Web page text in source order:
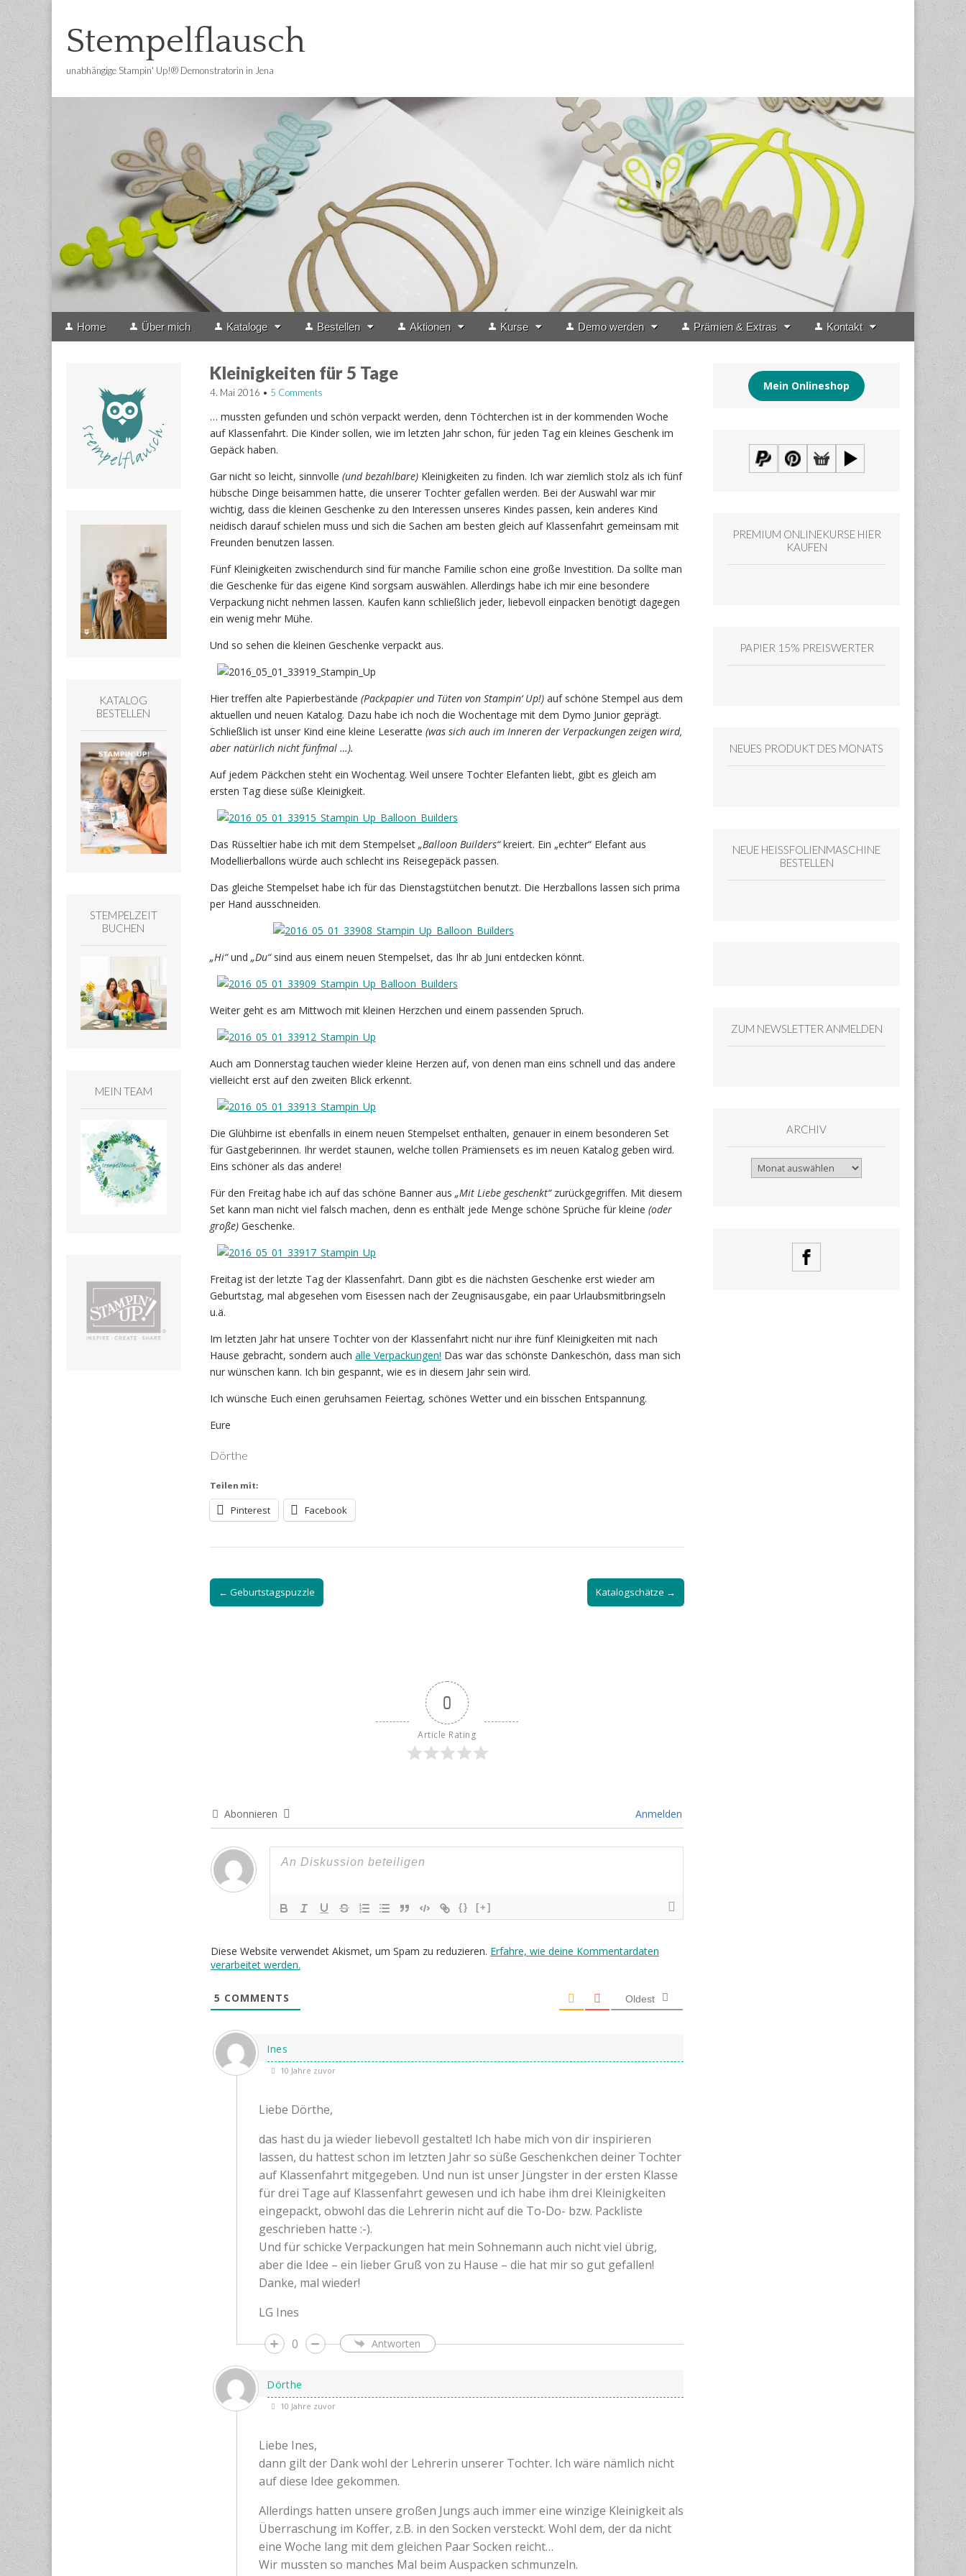
Stempelflausch
unabhängige Stampin' Up!® Demonstratorin in Jena
Main
Skip
Home Über mich Kataloge Bestellen Aktionen Kurse Demo werden Prämien & Extras Kontakt
Kleinigkeiten für 5 Tage
4. Mai 2016 • 5 Comments
… mussten gefunden und schön verpackt werden, denn Töchterchen ist in der kommenden Woche
auf Klassenfahrt. Die Kinder sollen, wie im letzten Jahr schon, für jeden Tag ein kleines Geschenk im
Gepäck haben.
Gar nicht so leicht, sinnvolle (und bezahlbare)Kleinigkeiten zu finden. Ich war ziemlich stolz als ich fünf
hübsche Dinge beisammen hatte, die unserer Tochter gefallen werden. Bei der Auswahl war mir
wichtig, dass die kleinen Geschenke zu den Interessen unseres Kindes passen, kein anderes Kind
neidisch darauf schielen muss und sich die Sachen am besten gleich auf Klassenfahrt gemeinsam mit
Freunden benutzen lassen.
Fünf Kleinigkeiten zwischendurch sind für manche Familie schon eine große Investition. Da sollte man
die Geschenke für das eigene Kind sorgsam auswählen. Allerdings habe ich mir eine besondere
Verpackung nicht nehmen lassen. Kaufen kann schließlich jeder, liebevoll einpacken benötigt dagegen
ein wenig mehr Mühe.
Und so sehen die kleinen Geschenke verpackt aus.
Hier treffen alte Papierbestände (Packpapier und Tüten von Stampin‘ Up!)auf schöne Stempel aus dem
aktuellen und neuen Katalog. Dazu habe ich noch die Wochentage mit dem Dymo Junior geprägt.
Schließlich ist unser Kind eine kleine Leseratte (was sich auch im Inneren der Verpackungen zeigen wird,
aber natürlich nicht fünfmal …).
Auf jedem Päckchen steht ein Wochentag. Weil unsere Tochter Elefanten liebt, gibt es gleich am
ersten Tag diese süße Kleinigkeit.
Das Rüsseltier habe ich mit dem Stempelset „Balloon Builders“kreiert. Ein „echter“ Elefant aus
Modellierballons würde auch schlecht ins Reisegepäck passen.
Das gleiche Stempelset habe ich für das Dienstagstütchen benutzt. Die Herzballons lassen sich prima
per Hand ausschneiden.
„Hi“und „Du“sind aus einem neuen Stempelset, das Ihr ab Juni entdecken könnt.
Weiter geht es am Mittwoch mit kleinen Herzchen und einem passenden Spruch.
Auch am Donnerstag tauchen wieder kleine Herzen auf, von denen man eins schnell und das andere
vielleicht erst auf den zweiten Blick erkennt.
Die Glühbirne ist ebenfalls in einem neuen Stempelset enthalten, genauer in einem besonderen Set
für Gastgeberinnen. Ihr werdet staunen, welche tollen Prämiensets es im neuen Katalog geben wird.
Eins schöner als das andere!
Für den Freitag habe ich auf das schöne Banner aus „Mit Liebe geschenkt“zurückgegriffen. Mit diesem
Set kann man nicht viel falsch machen, denn es enthält jede Menge schöne Sprüche für kleine (oder
große)Geschenke.
Freitag ist der letzte Tag der Klassenfahrt. Dann gibt es die nächsten Geschenke erst wieder am
Geburtstag, mal abgesehen vom Eisessen nach der Zeugnisausgabe, ein paar Urlaubsmitbringseln
u.ä.
Im letzten Jahr hat unsere Tochter von der Klassenfahrt nicht nur ihre fünf Kleinigkeiten mit nach
Hause gebracht, sondern auch alle Verpackungen! Das war das schönste Dankeschön, dass man sich
nur wünschen kann. Ich bin gespannt, wie es in diesem Jahr sein wird.
Ich wünsche Euch einen geruhsamen Feiertag, schönes Wetter und ein bisschen Entspannung.
Eure
Dörthe
Teilen mit:
Pinterest Facebook
Post
navigation
← Geburtstagspuzzle Katalogschätze →
0
Article Rating
Abonnieren Anmelden
{} [+]
Diese Website verwendet Akismet, um Spam zu reduzieren. Erfahre, wie deine Kommentardaten
verarbeitet werden.
5 COMMENTS Oldest
Ines
10 Jahre zuvor
Liebe Dörthe,
das hast du ja wieder liebevoll gestaltet! Ich habe mich von dir inspirieren
lassen, du hattest schon im letzten Jahr so süße Geschenkchen deiner Tochter
auf Klassenfahrt mitgegeben. Und nun ist unser Jüngster in der ersten Klasse
für drei Tage auf Klassenfahrt gewesen und ich habe ihm drei Kleinigkeiten
eingepackt, obwohl das die Lehrerin nicht auf die To-Do- bzw. Packliste
geschrieben hatte :-).
Und für schicke Verpackungen hat mein Sohnemann auch nicht viel übrig,
aber die Idee – ein lieber Gruß von zu Hause – die hat mir so gut gefallen!
Danke, mal wieder!
LG Ines
0
Antworten
Dörthe
10 Jahre zuvor
Liebe Ines,
dann gilt der Dank wohl der Lehrerin unserer Tochter. Ich wäre nämlich nicht
auf diese Idee gekommen.
Allerdings hatten unsere großen Jungs auch immer eine winzige Kleinigkeit als
Überraschung im Koffer, z.B. in den Socken versteckt. Wohl dem, der da nicht
eine Woche lang mit dem gleichen Paar Socken reicht…
Wir mussten so manches Mal beim Auspacken schmunzeln.
KATALOG
BESTELLEN
STEMPELZEIT
BUCHEN
MEIN TEAM
Mein Onlineshop
PREMIUM ONLINEKURSE HIER
KAUFEN
PAPIER 15% PREISWERTER
NEUES PRODUKT DES MONATS
NEUE HEISSFOLIENMASCHINE
BESTELLEN
ZUM NEWSLETTER ANMELDEN
ARCHIV
Archiv